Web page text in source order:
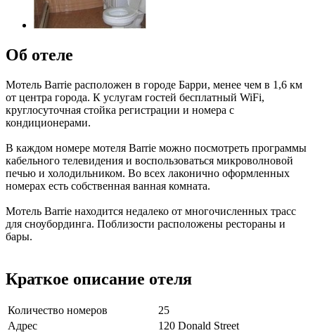
Об отеле
Мотель Barrie расположен в городе Барри, менее чем в 1,6 км
от центра города. К услугам гостей бесплатный WiFi,
круглосуточная стойка регистрации и номера с
кондиционерами.
В каждом номере мотеля Barrie можно посмотреть программы
кабельного телевидения и воспользоваться микроволновой
печью и холодильником. Во всех лаконично оформленных
номерах есть собственная ванная комната.
Мотель Barrie находится недалеко от многочисленных трасс
для сноубординга. Поблизости расположены рестораны и
бары.
Краткое описание отеля
Количество номеров
25
Адрес
120 Donald Street